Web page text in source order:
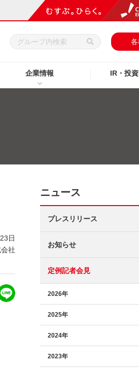
企業情報 IR・投
日
社
ニュース
プレスリリース
お知らせ
定例記者会見
2026年
2025年
2024年
2023年